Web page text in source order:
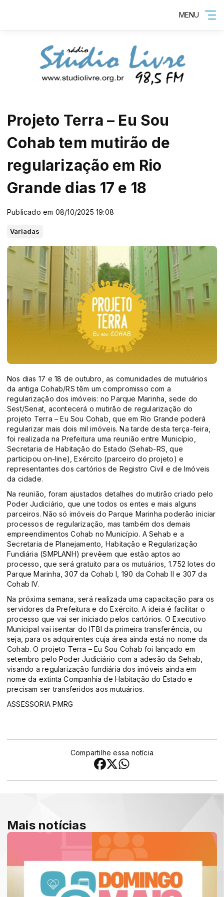
MENU
Projeto Terra – Eu Sou
Cohab tem mutirão de
regularização em Rio
Grande dias 17 e 18
Publicado em 08/10/2025 19:08
Variadas
Nos dias 17 e 18 de outubro, as comunidades de mutuários
da antiga Cohab/RS têm um compromisso com a
regularização dos imóveis: no Parque Marinha, sede do
Sest/Senat, acontecerá o mutirão de regularização do
projeto Terra – Eu Sou Cohab, que em Rio Grande poderá
regularizar mais dois mil imóveis. Na tarde desta terça-feira,
foi realizada na Prefeitura uma reunião entre Município,
Secretaria de Habitação do Estado (Sehab-RS, que
participou on-line), Exército (parceiro do projeto) e
representantes dos cartórios de Registro Civil e de Imóveis
da cidade.
Na reunião, foram ajustados detalhes do mutirão criado pelo
Poder Judiciário, que une todos os entes e mais alguns
parceiros. Não só imóveis do Parque Marinha poderão iniciar
processos de regularização, mas também dos demais
empreendimentos Cohab no Município. A Sehab e a
Secretaria de Planejamento, Habitação e Regularização
Fundiária (SMPLANH) prevêem que estão aptos ao
processo, que será gratuito para os mutuários, 1.752 lotes do
Parque Marinha, 307 da Cohab I, 190 da Cohab II e 307 da
Cohab IV.
Na próxima semana, será realizada uma capacitação para os
servidores da Prefeitura e do Exército. A ideia é facilitar o
processo que vai ser iniciado pelos cartórios. O Executivo
Municipal vai isentar do ITBI da primeira transferência, ou
seja, para os adquirentes cuja área ainda está no nome da
Cohab. O projeto Terra – Eu Sou Cohab foi lançado em
setembro pelo Poder Judiciário com a adesão da Sehab,
visando a regularização fundiária dos imóveis ainda em
nome da extinta Companhia de Habitação do Estado e
precisam ser transferidos aos mutuários.
ASSESSORIA PMRG
Compartilhe essa notícia
Mais notícias